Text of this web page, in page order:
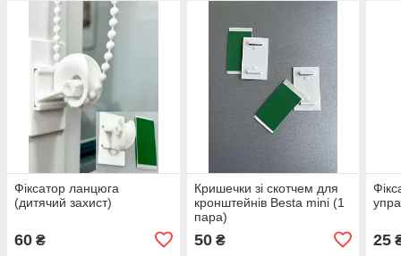
Фіксатор ланцюга
(дитячий захист)
60 ₴
Кришечки зі скотчем для
кронштейнів Besta mini (1
пара)
50₴ 25